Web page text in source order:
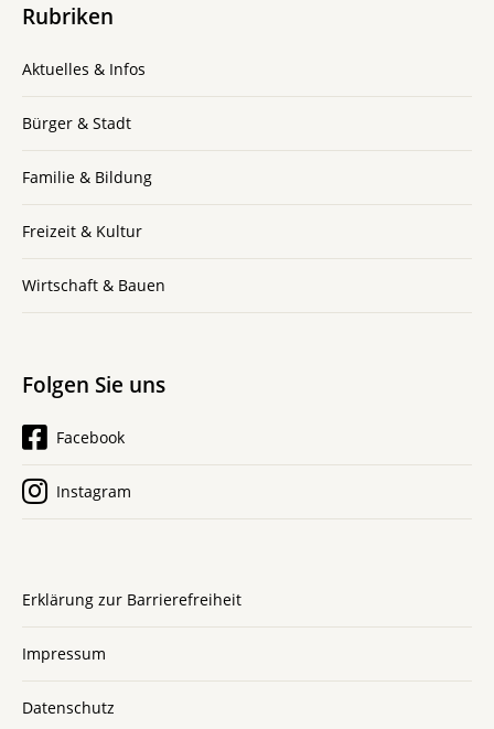
Rubriken
Aktuelles & Infos
Bürger & Stadt
Familie & Bildung
Freizeit & Kultur
Wirtschaft & Bauen
Folgen Sie uns
Facebook
Instagram
Erklärung zur Barrierefreiheit
Impressum
Datenschutz